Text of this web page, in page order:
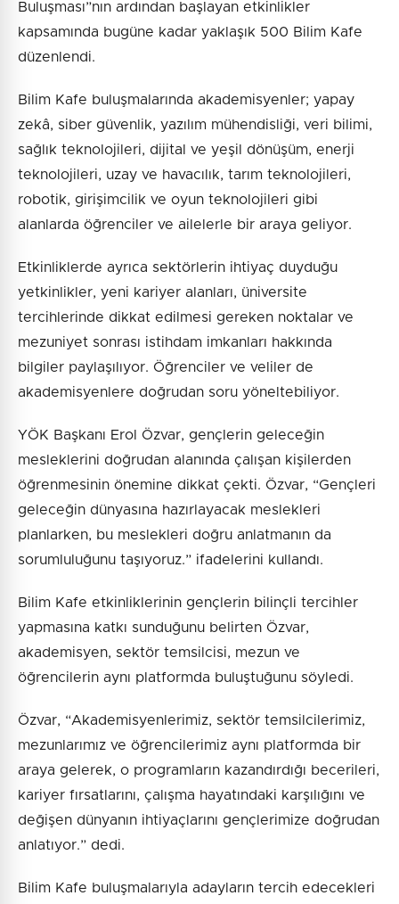
Buluşması”nın ardından başlayan etkinlikler
kapsamında bugüne kadar yaklaşık 500 Bilim Kafe
düzenlendi.
Bilim Kafe buluşmalarında akademisyenler; yapay
zekâ, siber güvenlik, yazılım mühendisliği, veri bilimi,
sağlık teknolojileri, dijital ve yeşil dönüşüm, enerji
teknolojileri, uzay ve havacılık, tarım teknolojileri,
robotik, girişimcilik ve oyun teknolojileri gibi
alanlarda öğrenciler ve ailelerle bir araya geliyor.
Etkinliklerde ayrıca sektörlerin ihtiyaç duyduğu
yetkinlikler, yeni kariyer alanları, üniversite
tercihlerinde dikkat edilmesi gereken noktalar ve
mezuniyet sonrası istihdam imkanları hakkında
bilgiler paylaşılıyor. Öğrenciler ve veliler de
akademisyenlere doğrudan soru yöneltebiliyor.
YÖK Başkanı Erol Özvar, gençlerin geleceğin
mesleklerini doğrudan alanında çalışan kişilerden
öğrenmesinin önemine dikkat çekti. Özvar, “Gençleri
geleceğin dünyasına hazırlayacak meslekleri
planlarken, bu meslekleri doğru anlatmanın da
sorumluluğunu taşıyoruz.” ifadelerini kullandı.
Bilim Kafe etkinliklerinin gençlerin bilinçli tercihler
yapmasına katkı sunduğunu belirten Özvar,
akademisyen, sektör temsilcisi, mezun ve
öğrencilerin aynı platformda buluştuğunu söyledi.
Özvar, “Akademisyenlerimiz, sektör temsilcilerimiz,
mezunlarımız ve öğrencilerimiz aynı platformda bir
araya gelerek, o programların kazandırdığı becerileri,
kariyer fırsatlarını, çalışma hayatındaki karşılığını ve
değişen dünyanın ihtiyaçlarını gençlerimize doğrudan
anlatıyor.” dedi.
Bilim Kafe buluşmalarıyla adayların tercih edecekleri